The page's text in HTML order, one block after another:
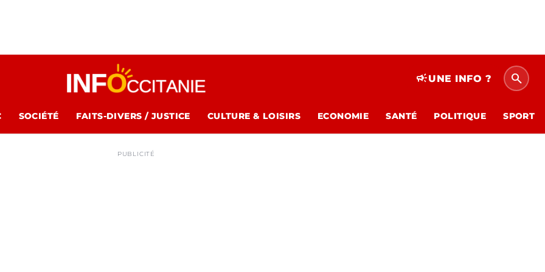
campaignUNE INFO ? search
SOCIÉTÉ FAITS-DIVERS / JUSTICE CULTURE & LOISIRS ECONOMIE SANTÉ POLITIQUE SPORT
PUBLICITÉ